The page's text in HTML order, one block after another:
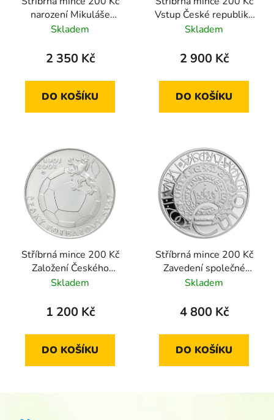
narození Mikuláše
Dačického z Heslova
Skladem
2 350 Kč
DO KOŠÍKU
Vstup České republiky
do EU 2004 proof
Skladem
2 900 Kč
DO KOŠÍKU
Stříbrná mince 200 Kč
Založení Českého
fotbalového svazu 2001
Skladem
1 200 Kč
DO KOŠÍKU
Stříbrná mince 200 Kč
Zavedení společné
evropské měny EURO
Skladem
4 800 Kč
DO KOŠÍKU